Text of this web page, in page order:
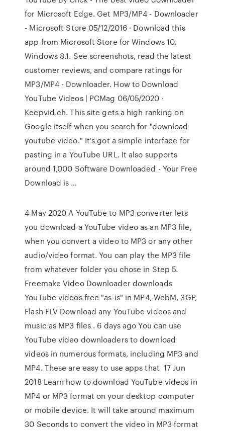
for Microsoft Edge. Get MP3/MP4 - Downloader
- Microsoft Store 05/12/2016 · Download this
app from Microsoft Store for Windows 10,
Windows 8.1. See screenshots, read the latest
customer reviews, and compare ratings for
MP3/MP4 - Downloader. How to Download
YouTube Videos | PCMag 06/05/2020 ·
Keepvid.ch. This site gets a high ranking on
Google itself when you search for "download
youtube video." It's got a simple interface for
pasting in a YouTube URL. It also supports
around 1,000 Software Downloaded - Your Free
Download is …
4 May 2020 A YouTube to MP3 converter lets
you download a YouTube video as an MP3 file,
when you convert a video to MP3 or any other
audio/video format. You can play the MP3 file
from whatever folder you chose in Step 5.
Freemake Video Downloader downloads
YouTube videos free "as-is" in MP4, WebM, 3GP,
Flash FLV Download any YouTube videos and
music as MP3 files . 6 days ago You can use
YouTube video downloaders to download
videos in numerous formats, including MP3 and
MP4. These are easy to use apps that 17 Jun
2018 Learn how to download YouTube videos in
MP4 or MP3 format on your desktop computer
or mobile device. It will take around maximum
30 Seconds to convert the video in MP3 format